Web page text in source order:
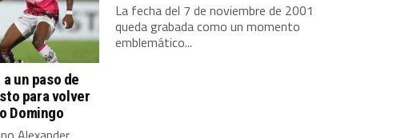
un paso de
para volver
Domingo
La fecha del 7 de noviembre de 2001
queda grabada como un momento
emblemático...